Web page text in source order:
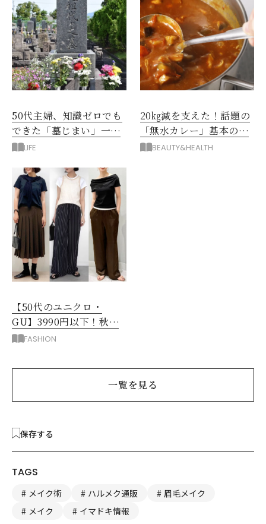
50代主婦、知識ゼロでも
できた「墓じまい」一つ
後悔したのは、ある順
LIFE
20㎏減を支えた！話題の
「無水カレー」基本の作
り方とおすすめルウ6選
BEAUTY&HEALTH
【50代のユニクロ・
GU】3990円以下！秋ま
ではける涼しげボトムス3
FASHION
一覧を見る
保存する
TAGS
メイク術 ハルメク通販
眉毛メイク
メイク
イマドキ情報